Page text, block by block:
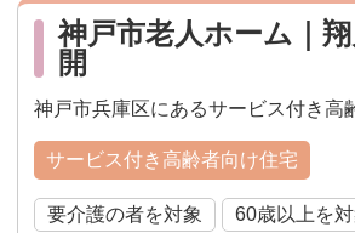
神戸市老人ホーム｜
開
神戸市兵庫区にあるサービス付き高
サービス付き高齢者向け住宅
要介護の者を対象 60歳以上を